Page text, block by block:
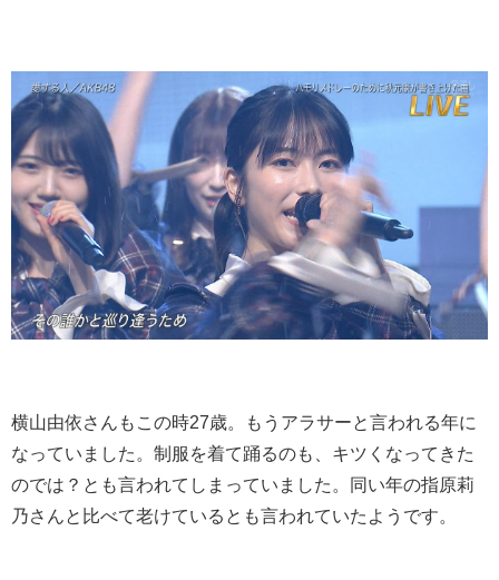
横山由依さんもこの時27歳。もうアラサーと言われる年に
なっていました。制服を着て踊るのも、キツくなってきた
のでは？とも言われてしまっていました。同い年の指原莉
乃さんと比べて老けているとも言われていたようです。